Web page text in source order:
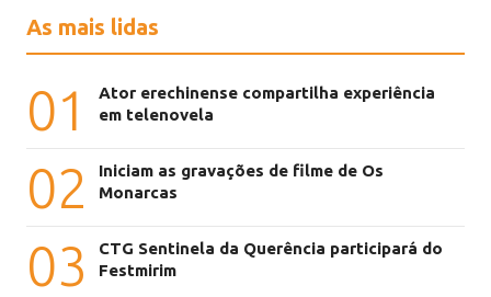
As mais lidas
01
Ator erechinense compartilha experiência
em telenovela
02
Iniciam as gravações de filme de Os
Monarcas
03
CTG Sentinela da Querência participará do
Festmirim